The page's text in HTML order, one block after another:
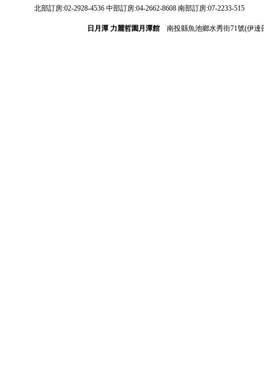
北部訂房:02-2928-4536 中部訂房:04-2662-8608 南部訂房:07-2233-515
日月潭 力麗哲園月潭館南投縣魚池鄉水秀街71號(伊達